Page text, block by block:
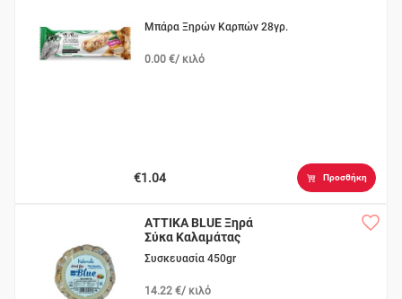
Μπάρα Ξηρών Καρπών 28γρ.
0.00 €/ κιλό
€1.04 Προσθήκη
ΑΤΤΙΚΑ BLUE Ξηρά
Σύκα Καλαμάτας
Συσκευασία 450gr
14.22 €/ κιλό